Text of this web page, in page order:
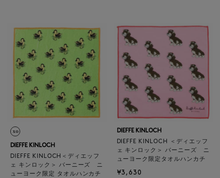
DIEFFE KINLOCH
DIEFFE KINLOCH＜ディエッフ
ェ キンロック＞ バーニーズ ニ
ューヨーク限定 タオルハンカチ
DIEFFE KINLOCH
DIEFFE KINLOCH ＜ディエッフ
ェ キンロック＞ バーニーズ ニ
ューヨーク限定タオルハンカチ
¥3,630